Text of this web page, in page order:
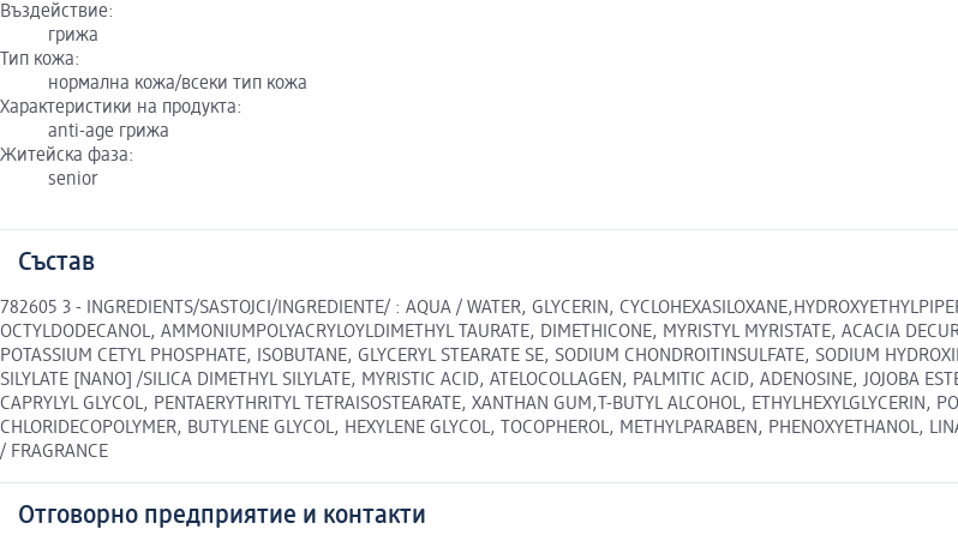
Въздействие:
грижа
Тип кожа:
нормална кожа/всеки тип кожа
Характеристики на продукта:
anti-age грижа
Житейска фаза:
senior
Състав
782605 3 - INGREDIENTS/SASTOJCI/INGREDIENTE/ : AQUA / WATER, GLYCERIN,
OCTYLDODECANOL, AMMONIUMPOLYACRYLOYLDIMETHYL TAURATE, DIMETHICONE, MYRISTYL MYRISTATE, ACACIA
POTASSIUM CETYL PHOSPHATE, ISOBUTANE, GLYCERYL STEARATE SE, SODIUM CHONDROITINSULFATE, SODIUM
SILYLATE [NANO] /SILICA DIMETHYL SILYLATE, MYRISTIC ACID, ATELOCOLLAGEN, PALMITIC ACID, ADENOSINE, JOJOBA
CAPRYLYL GLYCOL, PENTAERYTHRITYL TETRAISOSTEARATE, XANTHAN GUM,T-BUTYL ALCOHOL, ETHYLHEXYLGLYCERIN,
CHLORIDECOPOLYMER, BUTYLENE GLYCOL, HEXYLENE GLYCOL, TOCOPHEROL, METHYLPARABEN, PHENOXYETHANOL,
/ FRAGRANCE
Отговорно предприятие и контакти